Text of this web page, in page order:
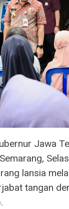
Jawa
lansia
tangan